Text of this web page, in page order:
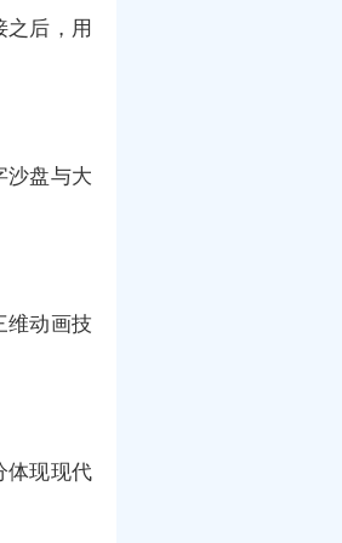
后，用
沙盘与大
维动画技
体现现代